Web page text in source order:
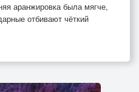
аранжировка была мягче,
отбивают чёткий